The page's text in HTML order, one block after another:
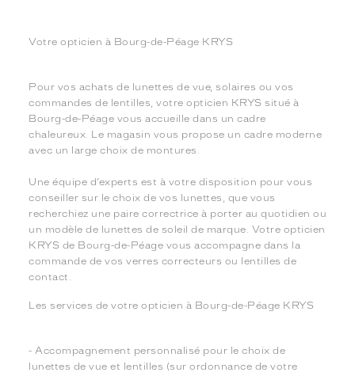
Votre opticien à Bourg-de-Péage KRYS
Pour vos achats de lunettes de vue, solaires ou vos
commandes de lentilles, votre opticien KRYS situé à
Bourg-de-Péage vous accueille dans un cadre
chaleureux. Le magasin vous propose un cadre moderne
avec un large choix de montures.
Une équipe d’experts est à votre disposition pour vous
conseiller sur le choix de vos lunettes, que vous
recherchiez une paire correctrice à porter au quotidien ou
un modèle de lunettes de soleil de marque. Votre opticien
KRYS de Bourg-de-Péage vous accompagne dans la
commande de vos verres correcteurs ou lentilles de
contact.
Les services de votre opticien à Bourg-de-Péage KRYS
- Accompagnement personnalisé pour le choix de
lunettes de vue et lentilles (sur ordonnance de votre